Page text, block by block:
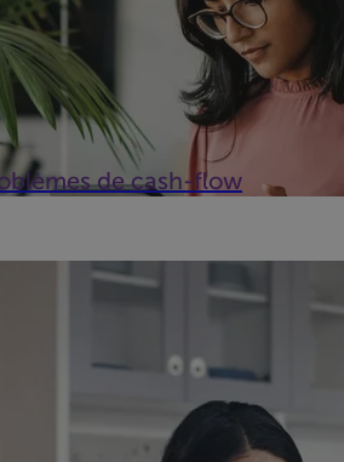
de cash-flow
votre comptable vous a